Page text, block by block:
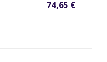
74,65 €